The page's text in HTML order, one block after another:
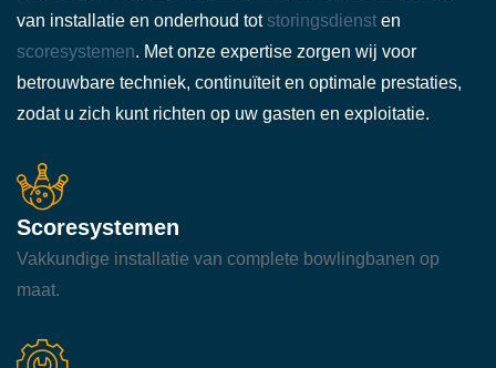
van installatie en onderhoud tot storingsdienst en
scoresystemen. Met onze expertise zorgen wij voor
betrouwbare techniek, continuïteit en optimale prestaties,
zodat u zich kunt richten op uw gasten en exploitatie.
Scoresystemen
Vakkundige installatie van complete bowlingbanen op
maat.